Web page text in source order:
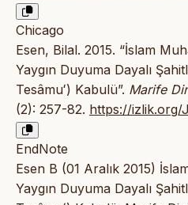
Chicago
Esen, Bilal. 2015. “İslam
Yaygın Duyuma Dayalı
Tesâmuʻ) Kabulü”. Marife
(2): 257-82. https://izlik.org/
EndNote
Esen B (01 Aralık 2015)
Yaygın Duyuma Dayalı